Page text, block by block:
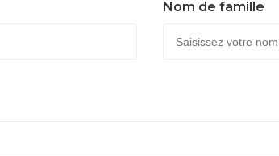
Nom de famille